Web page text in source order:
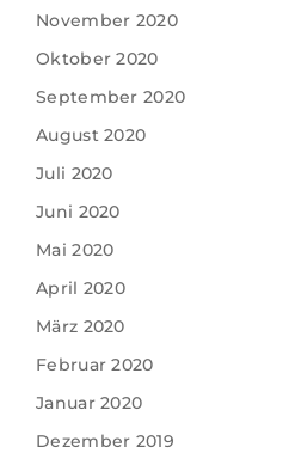
November 2020
Oktober 2020
September 2020
August 2020
Juli 2020
Juni 2020
Mai 2020
April 2020
März 2020
Februar 2020
Januar 2020
Dezember 2019